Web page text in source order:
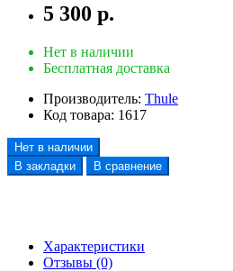
5 300 р.
Нет в наличии
Бесплатная доставка
Производитель: Thule
Код товара: 1617
Нет в наличии
В закладки
В сравнение
Характеристики
Отзывы (0)